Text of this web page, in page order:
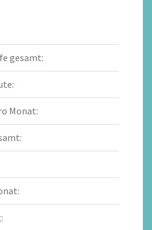
gesamt:
Monat: